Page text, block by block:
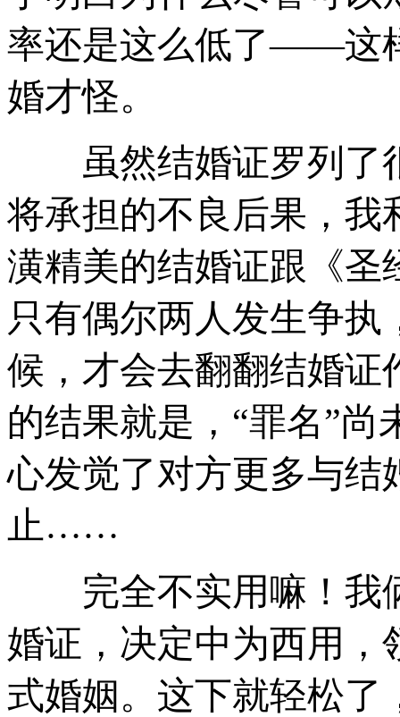
率还是这么低了——这
婚才怪。
虽然结婚证罗列了
将承担的不良后果，我
潢精美的结婚证跟《圣
只有偶尔两人发生争
候，才会去翻翻结婚证
的结果就是，“罪名”
心发觉了对方更多与结
止……
完全不实用嘛！我
婚证，决定中为西用，
式婚姻。这下就轻松了